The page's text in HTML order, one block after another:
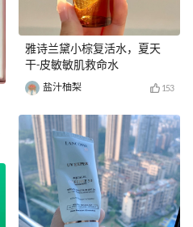
雅诗兰黛小棕复活水，夏天
干-皮敏敏肌救命水
盐汁柚梨 153